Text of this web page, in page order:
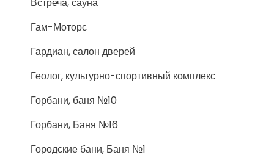
Гам-Моторс
Гардиан, салон дверей
Геолог, культурно-спортивный комплекс
Горбани, баня №10
Горбани, Баня №16
Городские бани, Баня №1